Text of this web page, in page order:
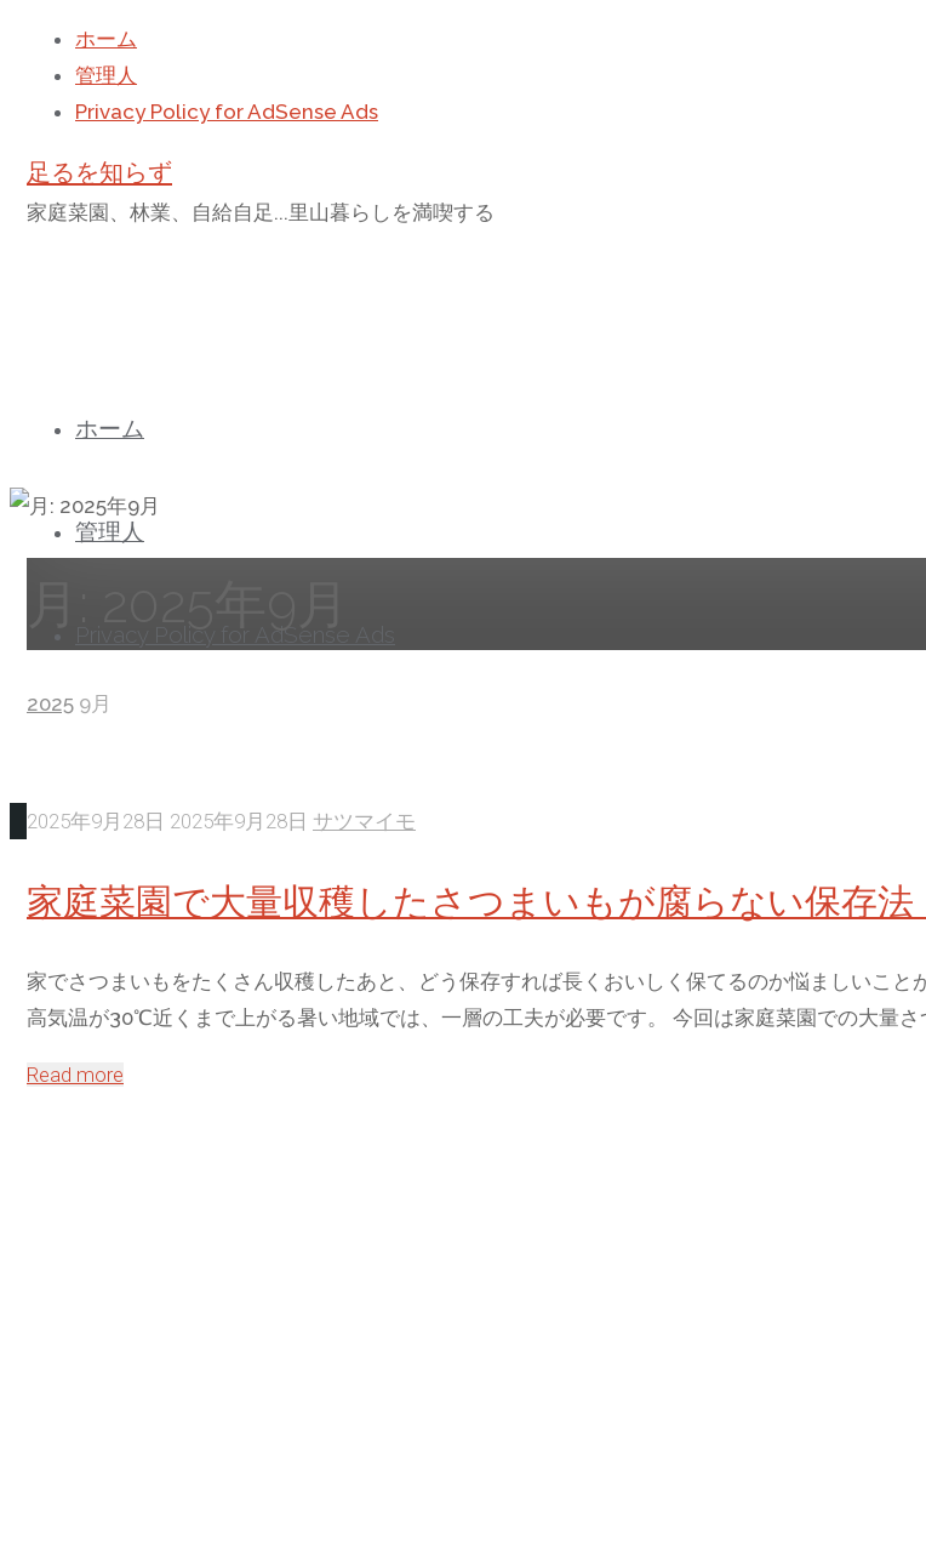
ホーム
管理人
Privacy Policy for AdSense Ads
足るを知らず
家庭菜園、林業、自給自足...里山暮らしを満喫する
ン
キ
ホーム
管理人
Privacy Policy for AdSense Ads
ホ
2025 9月
2025年9月28日 2025年9月28日 サツマイモ
家庭菜園で大量収穫したさつまいもが腐らない保存法
家でさつまいもをたくさん収穫したあと、どう保存すれば長くおいしく保てるのか悩ましいこと
高気温が30℃近くまで上がる暑い地域では、一層の工夫が必要です。 今回は家庭菜園での大量さ
Read more